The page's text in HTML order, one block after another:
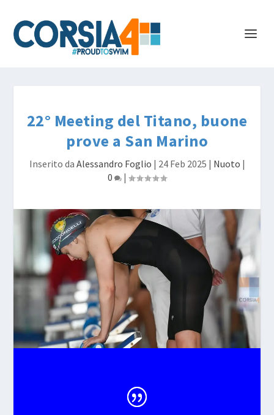
22° Meeting del Titano, buone
prove a San Marino
Inserito da Alessandro Foglio | 24 Feb 2025 | Nuoto |
0
|